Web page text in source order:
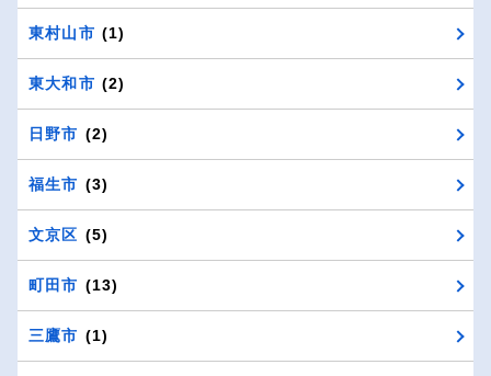
東村山市 (1)
東大和市 (2)
日野市 (2)
福生市 (3)
文京区 (5)
町田市 (13)
三鷹市 (1)